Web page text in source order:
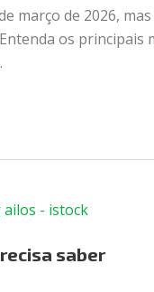
março de 2026,
os principais
saber